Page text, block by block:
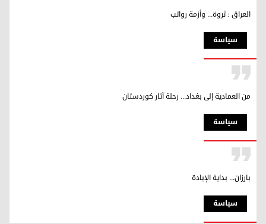
سیاسة
العراق : ثروة... وأزمة رواتب
سیاسة
من العمادية إلى بغداد... رحلة آثار كوردستان
سیاسة
بارزان... بداية الإبادة